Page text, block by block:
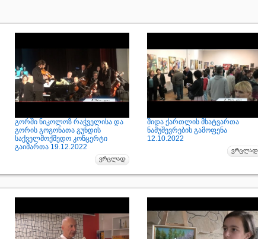
გორში ნიკოლოზ რაჭველისა და
გორის გოგონათა გუნდის
საქველმოქმედო კონცერტი
გაიმართა 19.12.2022
შიდა ქართლის მხატვართა
ნამუშევრების გამოფენა
12.10.2022